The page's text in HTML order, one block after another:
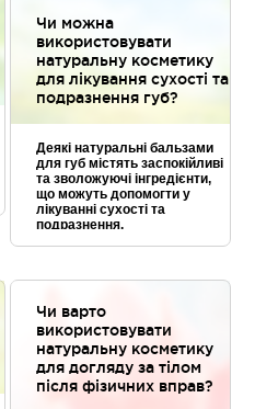
Чи можна
використовувати
натуральну косметику
для лікування сухості та
подразнення губ?
Деякі натуральні бальзами
для губ містять заспокійливі
та зволожуючі інгредієнти,
що можуть допомогти у
лікуванні сухості та
подразнення.
Чи варто
використовувати
натуральну косметику
для догляду за тілом
після фізичних вправ?